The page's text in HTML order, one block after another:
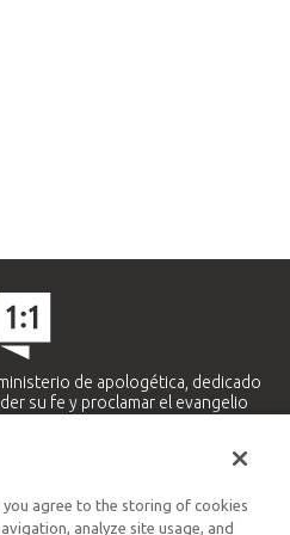
de apologética, dedicado
su fe y proclamar el evangelio
Hispano y Latinoamericano
you agree to the storing of cookies
analyze site usage, and